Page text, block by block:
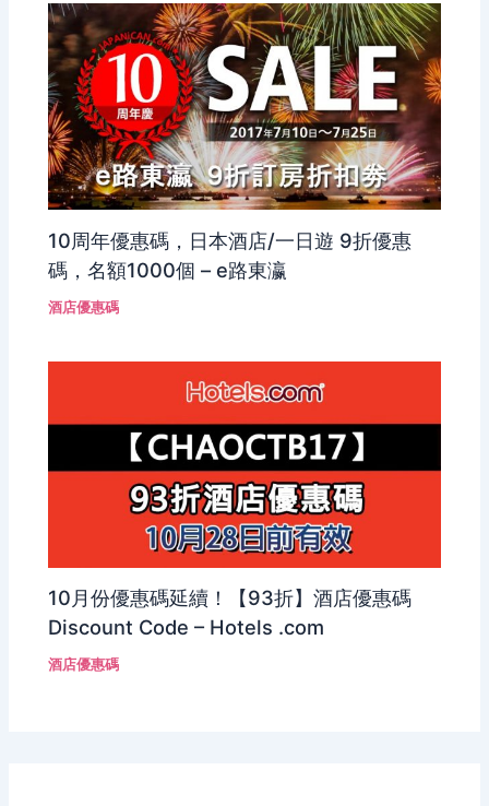
10周年優惠碼，日本酒店/一日遊 9折優惠
碼，名額1000個 – e路東瀛
酒店優惠碼
10月份優惠碼延續！【93折】酒店優惠碼
Discount Code – Hotels .com
酒店優惠碼